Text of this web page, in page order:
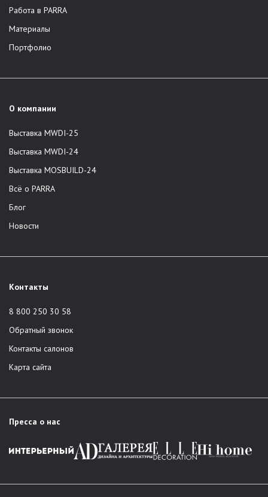
Работа в PARRA
Материалы
Портфолио
О компании
Выставка MWDI-25
Выставка MWDI-24
Выставка MOSBUILD-24
Всё о PARRA
Блог
Новости
Контакты
8 800 250 30 58
Обратный звонок
Контакты салонов
Карта сайта
Пресса о нас